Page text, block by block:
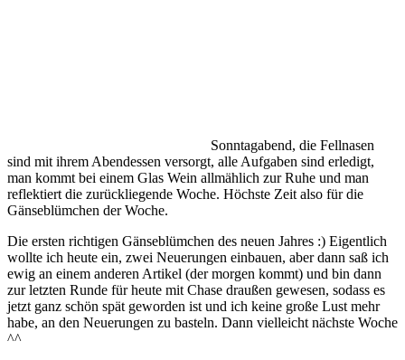
Sonntagabend, die Fellnasen
sind mit ihrem Abendessen versorgt, alle Aufgaben sind erledigt,
man kommt bei einem Glas Wein allmählich zur Ruhe und man
reflektiert die zurückliegende Woche. Höchste Zeit also für die
Gänseblümchen der Woche.
Die ersten richtigen Gänseblümchen des neuen Jahres :) Eigentlich
wollte ich heute ein, zwei Neuerungen einbauen, aber dann saß ich
ewig an einem anderen Artikel (der morgen kommt) und bin dann
zur letzten Runde für heute mit Chase draußen gewesen, sodass es
jetzt ganz schön spät geworden ist und ich keine große Lust mehr
habe, an den Neuerungen zu basteln. Dann vielleicht nächste Woche
^^